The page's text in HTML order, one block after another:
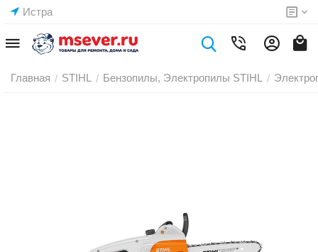
Истра
Главная / STIHL / Бензопилы, Электропилы STIHL /